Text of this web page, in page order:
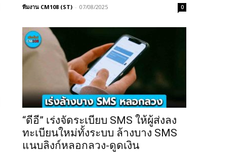
ทีมงาน CM108 (ST) - 07/08/2025 0
“ดีอี” เร่งจัดระเบียบ SMS ให้ผู้ส่งลง
ทะเบียนใหม่ทั้งระบบ ล้างบาง SMS
แนบลิงก์หลอกลวง-ดูดเงิน